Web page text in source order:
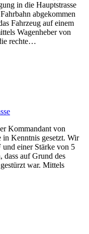
in die Hauptstrasse
abgekommen
Fahrzeug auf einem
Wagenheber von
rechte…
Kommandant von
in Kenntnis gesetzt. Wir
einer Stärke von 5
dass auf Grund des
war. Mittels